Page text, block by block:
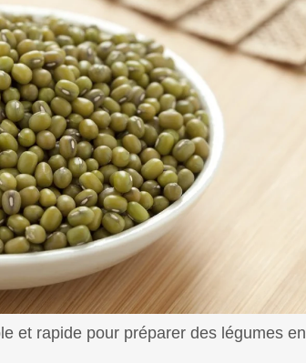
et rapide pour préparer des légumes en